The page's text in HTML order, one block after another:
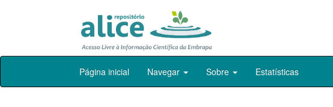
Skip
Página inicial Navegar Sobre Estatísticas